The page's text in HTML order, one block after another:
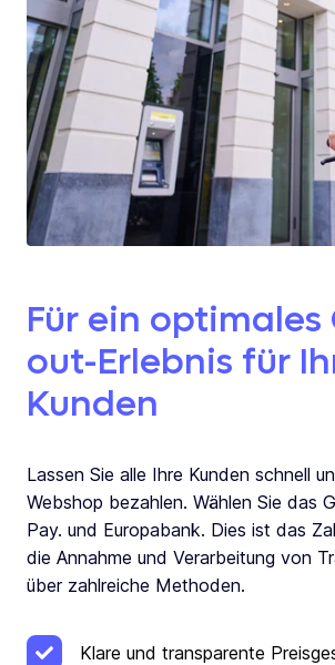
Für ein optimales
out-Erlebnis für
Kunden
Lassen Sie alle Ihre Kunden schnell
Webshop bezahlen. Wählen Sie das
Pay. und Europabank. Dies ist das
die Annahme und Verarbeitung von
über zahlreiche Methoden.
Klare und transparente